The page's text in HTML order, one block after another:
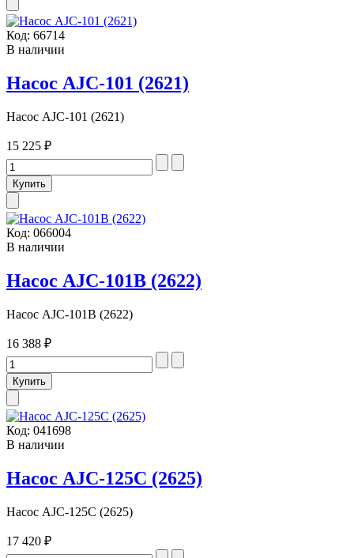
Код: 66714
В наличии
Насос AJC-101 (2621)
Насос AJC-101 (2621)
15 225 ₽
Код: 066004
В наличии
Насос AJC-101B (2622)
Насос AJC-101B (2622)
16 388 ₽
Код: 041698
В наличии
Насос AJC-125C (2625)
Насос AJC-125C (2625)
17 420 ₽